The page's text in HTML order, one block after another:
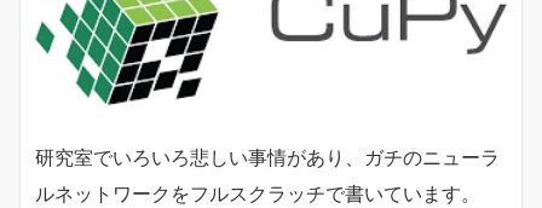
研究室でいろいろ悲しい事情があり、ガチのニューラ
ルネットワークをフルスクラッチで書いています。